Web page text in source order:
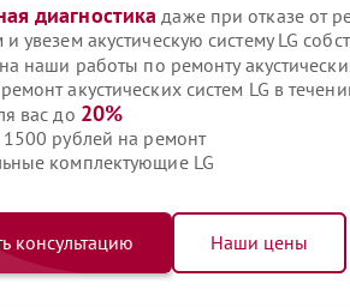
диагностика даже при отказе от
увезем акустическую систему LG
наши работы по ремонту
акустических систем LG в
вас до 20%
1500 рублей на ремонт
комплектующие LG
консультацию Наши цены